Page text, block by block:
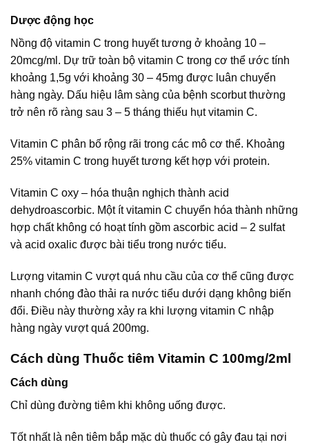
Dược động học
Nồng độ vitamin C trong huyết tương ở khoảng 10 –
20mcg/ml. Dự trữ toàn bộ vitamin C trong cơ thể ước tính
khoảng 1,5g với khoảng 30 – 45mg được luân chuyển
hàng ngày. Dấu hiệu lâm sàng của bệnh scorbut thường
trở nên rõ ràng sau 3 – 5 tháng thiếu hụt vitamin C.
Vitamin C phân bố rộng rãi trong các mô cơ thể. Khoảng
25% vitamin C trong huyết tương kết hợp với protein.
Vitamin C oxy – hóa thuận nghịch thành acid
dehydroascorbic. Một ít vitamin C chuyển hóa thành những
hợp chất không có hoạt tính gồm ascorbic acid – 2 sulfat
và acid oxalic được bài tiểu trong nước tiểu.
Lượng vitamin C vượt quá nhu cầu của cơ thể cũng được
nhanh chóng đào thải ra nước tiểu dưới dạng không biến
đổi. Điều này thường xảy ra khi lượng vitamin C nhập
hàng ngày vượt quá 200mg.
Cách dùng Thuốc tiêm Vitamin C 100mg/2ml
Cách dùng
Chỉ dùng đường tiêm khi không uống được.
Tốt nhất là nên tiêm bắp mặc dù thuốc có gây đau tại nơi